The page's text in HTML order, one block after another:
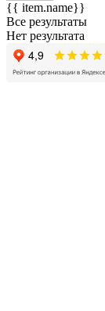
{{ item.name}}
Все результаты
Нет результата